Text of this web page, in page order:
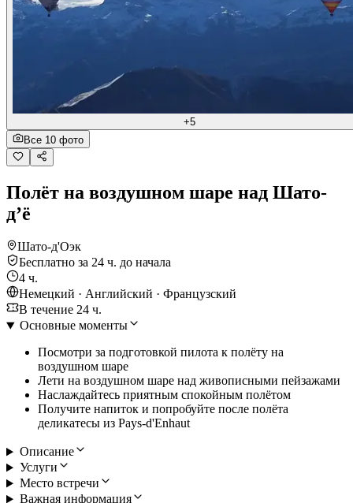
+5
Все 10 фото
Полёт на воздушном шаре над Шато-
д’ё
Шато-д'Оэк
Бесплатно за 24 ч. до начала
4 ч.
Немецкий · Английский · Французский
В течение 24 ч.
Основные моменты
Посмотри за подготовкой пилота к полёту на
воздушном шаре
Лети на воздушном шаре над живописными пейзажами
Наслаждайтесь приятным спокойным полётом
Получите напиток и попробуйте после полёта
деликатесы из Pays-d'Enhaut
Описание
Услуги
Место встречи
Важная информация